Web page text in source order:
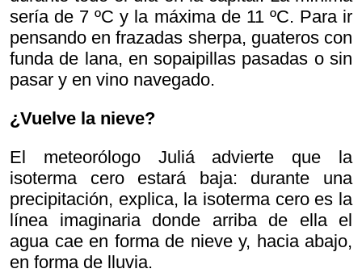
sería de 7 ºC y la máxima de 11 ºC. Para ir
pensando en frazadas sherpa, guateros con
funda de lana, en sopaipillas pasadas o sin
pasar y en vino navegado.
¿Vuelve la nieve?
El meteorólogo Juliá advierte que la
isoterma cero estará baja: durante una
precipitación, explica, la isoterma cero es la
línea imaginaria donde arriba de ella el
agua cae en forma de nieve y, hacia abajo,
en forma de lluvia.